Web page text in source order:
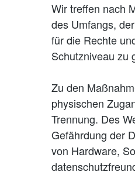
Wir treffen nach
des Umfangs,
für die Rechte
Schutzniveau zu
Zu den
physischen
Trennung. Des
Gefährdung der
von Hardware,